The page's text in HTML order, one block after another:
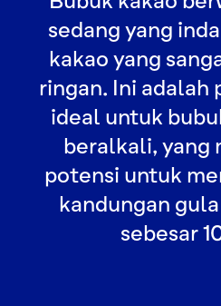
sedang yang
kakao yang
ringan. Ini adalah
ideal untuk
beralkali, yang
potensi untuk
kandungan
sebesar